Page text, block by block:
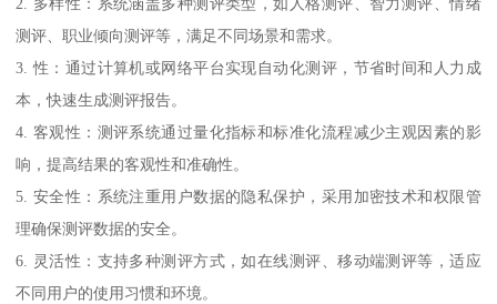
测评、职业倾向测评等，满足不同场景和需求。
3. 性：通过计算机或网络平台实现自动化测评，节省时间和人力成
本，快速生成测评报告。
4. 客观性：测评系统通过量化指标和标准化流程减少主观因素的影
响，提高结果的客观性和准确性。
5. 安全性：系统注重用户数据的隐私保护，采用加密技术和权限管
理确保测评数据的安全。
6. 灵活性：支持多种测评方式，如在线测评、移动端测评等，适应
不同用户的使用习惯和环境。